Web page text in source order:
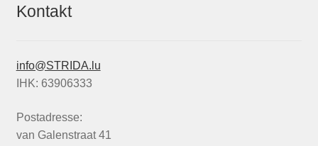
Kontakt
info@STRIDA.lu
IHK: 63906333
Postadresse:
van Galenstraat 41